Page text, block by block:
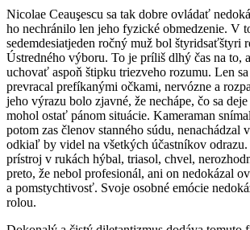
Nicolae Ceauşescu sa tak dobre ovládať
ho nechránilo len jeho fyzické obmedzenie. V
sedemdesiatjeden ročný muž bol štyridsaťštyri
Ústredného výboru. To je príliš dlhý čas na to,
uchovať aspoň štipku triezveho rozumu. Len
prevracal prefíkanými očkami, nervózne a
jeho výrazu bolo zjavné, že nechápe, čo sa
mohol ostať pánom situácie. Kameraman
potom zas členov stanného súdu, nenachádzal
odkiaľ by videl na všetkých účastníkov
prístroj v rukách hýbal, triasol, chvel,
preto, že nebol profesionál, ani on nedokázal
a pomstychtivosť. Svoje osobné emócie
rolou.